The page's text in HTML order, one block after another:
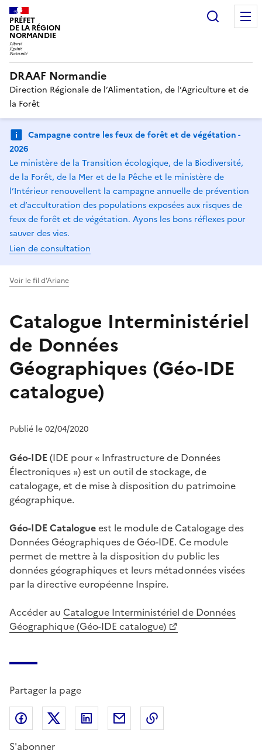
PRÉFET
DE LA RÉGION
NORMANDIE
DRAAF Normandie
Direction Régionale de l’Alimentation, de l’Agriculture et de
la Forêt
Campagne contre les feux de forêt et de végétation -
2026
Le ministère de la Transition écologique, de la Biodiversité,
de la Forêt, de la Mer et de la Pêche et le ministère de
l’Intérieur renouvellent la campagne annuelle de prévention
et d’acculturation des populations exposées aux risques de
feux de forêt et de végétation. Ayons les bons réflexes pour
sauver des vies.
Lien de consultation
Voir le fil d'Ariane
Catalogue Interministériel
de Données
Géographiques (Géo-IDE
catalogue)
Publié le 02/04/2020
Géo-IDE(IDE pour « Infrastructure de Données
Électroniques ») est un outil de stockage, de
catalogage, et de mise à disposition du patrimoine
géographique.
Géo-IDE Catalogueest le module de Catalogage des
Données Géographiques de Géo-IDE. Ce module
permet de mettre à la disposition du public les
données géographiques et leurs métadonnées visées
par la directive européenne Inspire.
Accéder au Catalogue Interministériel de Données
Géographique (Géo-IDE catalogue)
Partager la page
Partager sur Facebook
Partager sur X (anciennement Twitter)
Partager sur LinkedIn
Partager par email
S'abonner